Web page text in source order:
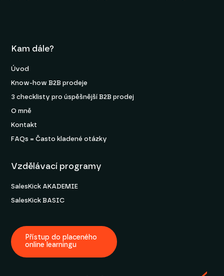
Kam dále?
Úvod
Know-how B2B prodeje
3 checklisty pro úspěšnější B2B prodej
O mně
Kontakt
FAQs = Často kladené otázky
Vzdělávací programy
SalesKick AKADEMIE
SalesKick BASIC
Přístup do placeného
online learningu